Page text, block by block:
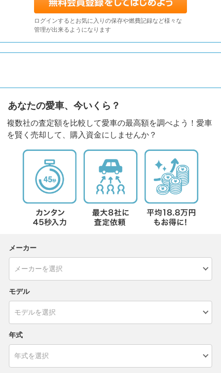
ログインするとお気に入りの保存や燃費記録など様々な
管理が出来るようになります
あなたの愛車、今いくら？
複数社の査定額を比較して愛車の最高額を調べよう！愛車
を賢く売却して、購入資金にしませんか？
メーカー
モデル
年式